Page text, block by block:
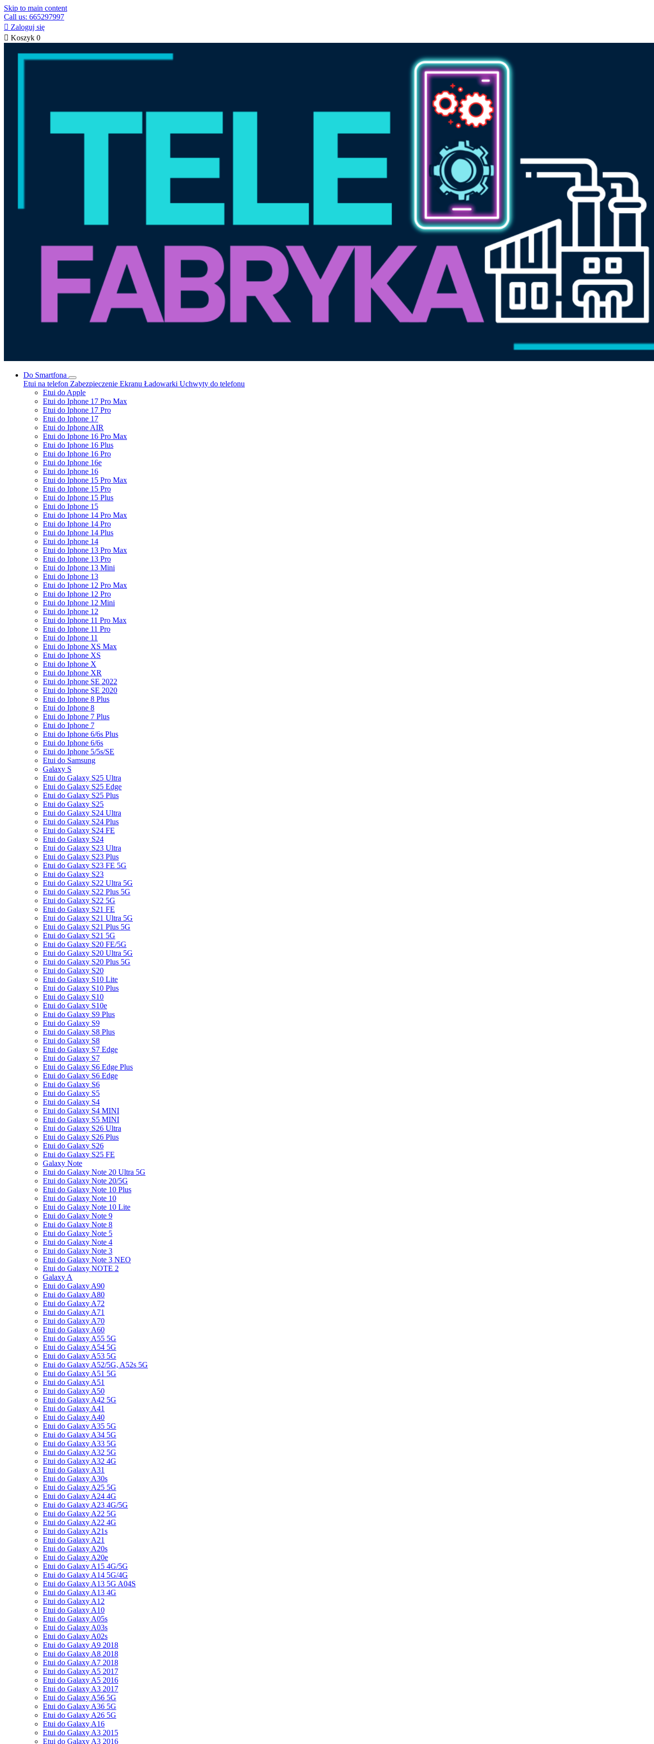
Skip to main content
Call us: 665297997
 Zaloguj się
 Koszyk 0
Do Smartfona
Etui na telefon Zabezpieczenie Ekranu Ładowarki Uchwyty do telefonu
Etui do Apple
Etui do Iphone 17 Pro Max
Etui do Iphone 17 Pro
Etui do Iphone 17
Etui do Iphone AIR
Etui do Iphone 16 Pro Max
Etui do Iphone 16 Plus
Etui do Iphone 16 Pro
Etui do Iphone 16e
Etui do Iphone 16
Etui do Iphone 15 Pro Max
Etui do Iphone 15 Pro
Etui do Iphone 15 Plus
Etui do Iphone 15
Etui do Iphone 14 Pro Max
Etui do Iphone 14 Pro
Etui do Iphone 14 Plus
Etui do Iphone 14
Etui do Iphone 13 Pro Max
Etui do Iphone 13 Pro
Etui do Iphone 13 Mini
Etui do Iphone 13
Etui do Iphone 12 Pro Max
Etui do Iphone 12 Pro
Etui do Iphone 12 Mini
Etui do Iphone 12
Etui do Iphone 11 Pro Max
Etui do Iphone 11 Pro
Etui do Iphone 11
Etui do Iphone XS Max
Etui do Iphone XS
Etui do Iphone X
Etui do Iphone XR
Etui do Iphone SE 2022
Etui do Iphone SE 2020
Etui do Iphone 8 Plus
Etui do Iphone 8
Etui do Iphone 7 Plus
Etui do Iphone 7
Etui do Iphone 6/6s Plus
Etui do Iphone 6/6s
Etui do Iphone 5/5s/SE
Etui do Samsung
Galaxy S
Etui do Galaxy S25 Ultra
Etui do Galaxy S25 Edge
Etui do Galaxy S25 Plus
Etui do Galaxy S25
Etui do Galaxy S24 Ultra
Etui do Galaxy S24 Plus
Etui do Galaxy S24 FE
Etui do Galaxy S24
Etui do Galaxy S23 Ultra
Etui do Galaxy S23 Plus
Etui do Galaxy S23 FE 5G
Etui do Galaxy S23
Etui do Galaxy S22 Ultra 5G
Etui do Galaxy S22 Plus 5G
Etui do Galaxy S22 5G
Etui do Galaxy S21 FE
Etui do Galaxy S21 Ultra 5G
Etui do Galaxy S21 Plus 5G
Etui do Galaxy S21 5G
Etui do Galaxy S20 FE/5G
Etui do Galaxy S20 Ultra 5G
Etui do Galaxy S20 Plus 5G
Etui do Galaxy S20
Etui do Galaxy S10 Lite
Etui do Galaxy S10 Plus
Etui do Galaxy S10
Etui do Galaxy S10e
Etui do Galaxy S9 Plus
Etui do Galaxy S9
Etui do Galaxy S8 Plus
Etui do Galaxy S8
Etui do Galaxy S7 Edge
Etui do Galaxy S7
Etui do Galaxy S6 Edge Plus
Etui do Galaxy S6 Edge
Etui do Galaxy S6
Etui do Galaxy S5
Etui do Galaxy S4
Etui do Galaxy S4 MINI
Etui do Galaxy S5 MINI
Etui do Galaxy S26 Ultra
Etui do Galaxy S26 Plus
Etui do Galaxy S26
Etui do Galaxy S25 FE
Galaxy Note
Etui do Galaxy Note 20 Ultra 5G
Etui do Galaxy Note 20/5G
Etui do Galaxy Note 10 Plus
Etui do Galaxy Note 10
Etui do Galaxy Note 10 Lite
Etui do Galaxy Note 9
Etui do Galaxy Note 8
Etui do Galaxy Note 5
Etui do Galaxy Note 4
Etui do Galaxy Note 3
Etui do Galaxy Note 3 NEO
Etui do Galaxy NOTE 2
Galaxy A
Etui do Galaxy A90
Etui do Galaxy A80
Etui do Galaxy A72
Etui do Galaxy A71
Etui do Galaxy A70
Etui do Galaxy A60
Etui do Galaxy A55 5G
Etui do Galaxy A54 5G
Etui do Galaxy A53 5G
Etui do Galaxy A52/5G, A52s 5G
Etui do Galaxy A51 5G
Etui do Galaxy A51
Etui do Galaxy A50
Etui do Galaxy A42 5G
Etui do Galaxy A41
Etui do Galaxy A40
Etui do Galaxy A35 5G
Etui do Galaxy A34 5G
Etui do Galaxy A33 5G
Etui do Galaxy A32 5G
Etui do Galaxy A32 4G
Etui do Galaxy A31
Etui do Galaxy A30s
Etui do Galaxy A25 5G
Etui do Galaxy A24 4G
Etui do Galaxy A23 4G/5G
Etui do Galaxy A22 5G
Etui do Galaxy A22 4G
Etui do Galaxy A21s
Etui do Galaxy A21
Etui do Galaxy A20s
Etui do Galaxy A20e
Etui do Galaxy A15 4G/5G
Etui do Galaxy A14 5G/4G
Etui do Galaxy A13 5G A04S
Etui do Galaxy A13 4G
Etui do Galaxy A12
Etui do Galaxy A10
Etui do Galaxy A05s
Etui do Galaxy A03s
Etui do Galaxy A02s
Etui do Galaxy A9 2018
Etui do Galaxy A8 2018
Etui do Galaxy A7 2018
Etui do Galaxy A5 2017
Etui do Galaxy A5 2016
Etui do Galaxy A3 2017
Etui do Galaxy A56 5G
Etui do Galaxy A36 5G
Etui do Galaxy A26 5G
Etui do Galaxy A16
Etui do Galaxy A3 2015
Etui do Galaxy A3 2016